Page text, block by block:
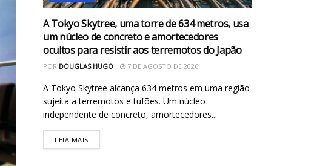
A Tokyo Skytree, uma torre de 634 metros, usa
um núcleo de concreto e amortecedores
ocultos para resistir aos terremotos do Japão
POR DOUGLAS HUGO 7 DE AGOSTO DE 2026
A Tokyo Skytree alcança 634 metros em uma região
sujeita a terremotos e tufões. Um núcleo
independente de concreto, amortecedores...
LEIA MAIS